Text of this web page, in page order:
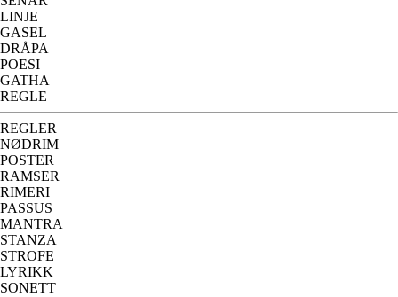
LINJE
GASEL
DRÅPA
POESI
GATHA
REGLE
REGLER
NØDRIM
POSTER
RAMSER
RIMERI
PASSUS
MANTRA
STANZA
STROFE
LYRIKK
SONETT